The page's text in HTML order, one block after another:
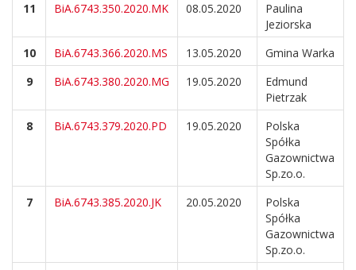
11
BiA.6743.350.2020.MK 08.05.2020
Paulina
Jeziorska
10
BiA.6743.366.2020.MS 13.05.2020
Gmina Warka
9
BiA.6743.380.2020.MG 19.05.2020
Edmund
Pietrzak
8
BiA.6743.379.2020.PD 19.05.2020
Polska
Spółka
Gazownictwa
Sp.zo.o.
7
BiA.6743.385.2020.JK 20.05.2020
Polska
Spółka
Gazownictwa
Sp.zo.o.